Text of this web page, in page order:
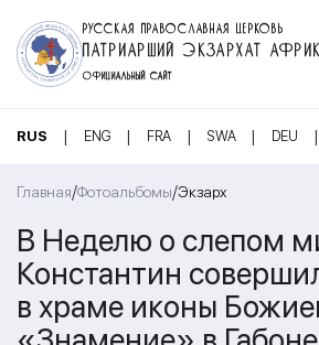
РУССКАЯ ПРАВОСЛАВНАЯ ЦЕРКОВЬ
ПАТРИАРШИЙ ЭКЗАРХАТ
ОФИЦИАЛЬНЫЙ САЙТ
RUS | ENG | FRA | SWA | DEU |
Главная/Фотоальбомы/Экзарх
В Неделю о слепом
Константин
в храме иконы